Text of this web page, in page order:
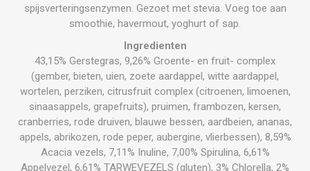
spijsverteringsenzymen. Gezoet met stevia. Voeg toe aan
smoothie, havermout, yoghurt of sap.
Ingredienten
43,15% Gerstegras, 9,26% Groente- en fruit- complex
(gember, bieten, uien, zoete aardappel, witte aardappel,
wortelen, perziken, citrusfruit complex (citroenen, limoenen,
sinaasappels, grapefruits), pruimen, frambozen, kersen,
cranberries, rode druiven, blauwe bessen, aardbeien, ananas,
appels, abrikozen, rode peper, aubergine, vlierbessen), 8,59%
Acacia vezels, 7,11% Inuline, 7,00% Spirulina, 6,61%
Appelvezel, 6,61% TARWEVEZELS (gluten), 3% Chlorella, 2%